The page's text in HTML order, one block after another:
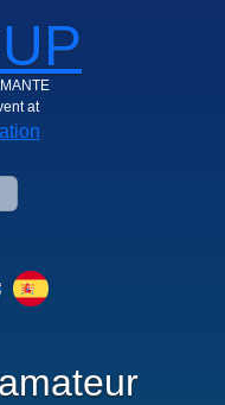
at